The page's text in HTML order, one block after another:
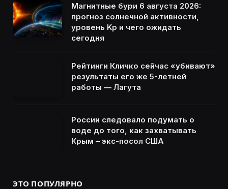
Магнитные бури 6 августа 2026:
прогноз солнечной активности,
уровень Kp и чего ожидать
сегодня
Рейтинги Кличко сейчас «убивают»
результаты его же 5-летней
работы — Лагута
России следовало подумать о
воде до того, как захватывать
Крым – экс-посол США
ЭТО ПОПУЛЯРНО